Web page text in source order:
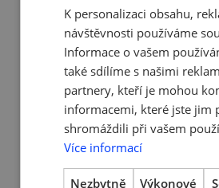
11. 2. 2021 | Tým AMSP ČR
Spouští se
OSVČ mohou
do 11. března
Od 10. února 2021 mohou
výdělečně činné (OSVČ)
za leden 2021 a 21. – 22.
K personalizaci obsahu,
návštěvnosti používáme
Informace o vašem
také sdílíme s našimi
partnery, kteří je mohou
informacemi, které jste jim
shromáždili při vašem
Více informací
Nezbytně Výkonové